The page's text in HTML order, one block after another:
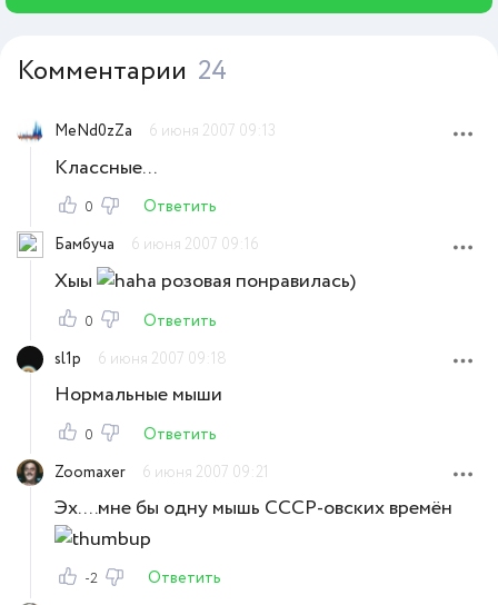
Комментарии 24
MeNd0zZa 6 июня 2007 09:13
Классные...
0
Ответить
Бамбуча
6 июня 2007 09:16
Хыы розовая понравилась)
0
Ответить
sl1p
6 июня 2007 09:18
Нормальные мыши
0
Ответить
Zoomaxer
6 июня 2007 09:21
Эх....мне бы одну мышь СССР-овских времён
-2
Ответить